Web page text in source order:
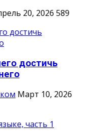
20, 2026 589
достичь
Март 10, 2026